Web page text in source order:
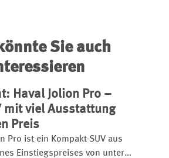
Sie auch
Haval Jolion Pro –
mit viel Ausstattung
Preis
Pro ist ein Kompakt-SUV aus
Einstiegspreises von unter